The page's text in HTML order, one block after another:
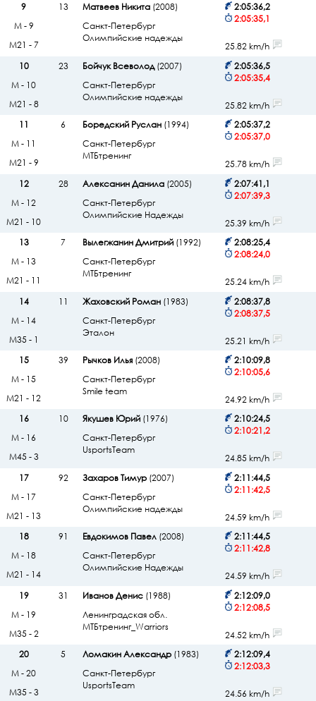
9
13 Матвеев Никита(2008)
Санкт-Петербург
Олимпийские надежды
2:05:36,2
2:05:35,1
М - 9
М21 - 7
25.82 km/h
10
23 Бойчук Всеволод(2007)
Санкт-Петербург
Олимпийские надежды
2:05:36,5
2:05:35,4
М - 10
М21 - 8
25.82 km/h
11
6 Боредский Руслан(1994)
Санкт-Петербург
МТБтренинг
2:05:37,2
2:05:37,0
М - 11
М21 - 9
25.78 km/h
12
28 Алексанин Данила(2005)
Санкт-Петербург
Олимпийские Надежды
2:07:41,1
2:07:39,3
М - 12
М21 - 10
25.39 km/h
13
7 Вылегжанин Дмитрий(1992)
Санкт-Петербург
МТБтренинг
2:08:25,4
2:08:24,0
М - 13
М21 - 11
25.24 km/h
14
11 Жаховский Роман(1983)
Санкт-Петербург
Эталон
2:08:37,8
2:08:37,5
М - 14
М35 - 1
25.21 km/h
15
39 Рычков Илья(2008)
Санкт-Петербург
Smile team
2:10:09,8
2:10:05,6
М - 15
М21 - 12
24.92 km/h
16
10 Якушев Юрий(1976)
Санкт-Петербург
UsportsTeam
2:10:24,5
2:10:21,2
М - 16
М45 - 3
24.85 km/h
17
92 Захаров Тимур(2007)
Санкт-Петербург
Олимпийские надежды
2:11:44,5
2:11:42,5
М - 17
М21 - 13
24.59 km/h
18
91 Евдокимов Павел(2008)
Санкт-Петербург
Олимпийские Надежды
2:11:44,5
2:11:42,8
М - 18
М21 - 14
24.59 km/h
19
31 Иванов Денис(1988)
Ленинградская обл.
МТБтренинг_Warriors
2:12:09,0
2:12:08,5
М - 19
М35 - 2
24.52 km/h
20
5 Ломакин Александр(1983)
Санкт-Петербург
UsportsTeam
2:12:09,4
2:12:03,3
М - 20
М35 - 3
24.56 km/h